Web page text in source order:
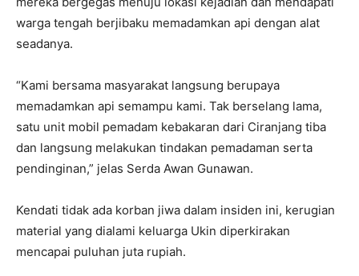
warga tengah berjibaku memadamkan api dengan alat
seadanya.
“Kami bersama masyarakat langsung berupaya
memadamkan api semampu kami. Tak berselang lama,
satu unit mobil pemadam kebakaran dari Ciranjang tiba
dan langsung melakukan tindakan pemadaman serta
pendinginan,” jelas Serda Awan Gunawan.
Kendati tidak ada korban jiwa dalam insiden ini, kerugian
material yang dialami keluarga Ukin diperkirakan
mencapai puluhan juta rupiah.